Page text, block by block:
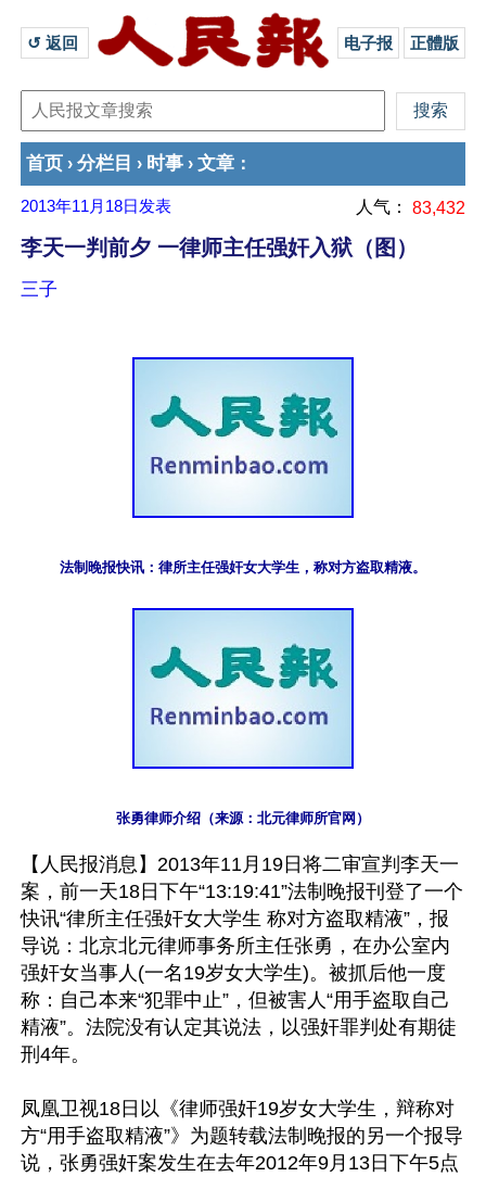
↺ 返回 电子报 正體版
首页 › 分栏目 › 时事 › 文章 ：
2013年11月18日 发表 人气： 83,432
李天一判前夕 一律师主任强奸入狱（图）
三子
法制晚报快讯：律所主任强奸女大学生，称对方盗取精液。
张勇律师介绍（来源：北元律师所官网）
【人民报消息】2013年11月19日将二审宣判李天一
案，前一天18日下午“13:19:41”法制晚报刊登了一个
快讯“律所主任强奸女大学生 称对方盗取精液”，报
导说：北京北元律师事务所主任张勇，在办公室内
强奸女当事人(一名19岁女大学生)。被抓后他一度
称：自己本来“犯罪中止”，但被害人“用手盗取自己
精液”。法院没有认定其说法，以强奸罪判处有期徒
刑4年。
凤凰卫视18日以《律师强奸19岁女大学生，辩称对
方“用手盗取精液”》为题转载法制晚报的另一个报导
说，张勇强奸案发生在去年2012年9月13日下午5点